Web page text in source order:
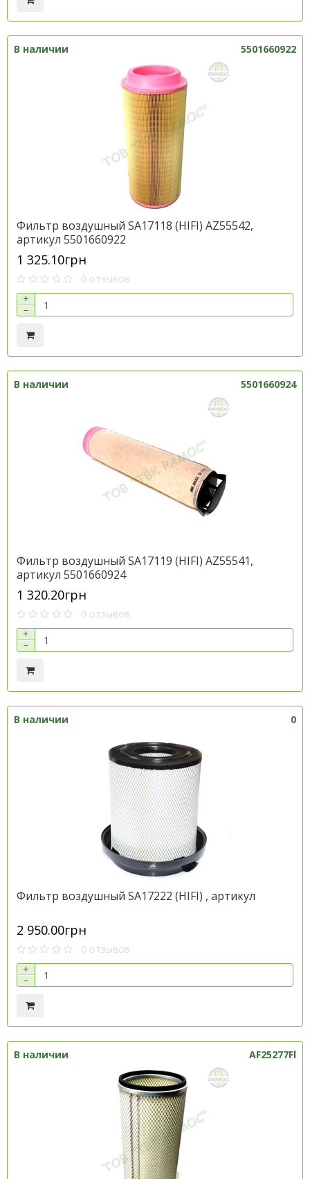
В наличии 5501660922
Фильтр воздушный SA17118 (HІFІ) AZ55542,
артикул 5501660922
1 325.10грн
0 отзывов
+
−
В наличии 5501660924
Фильтр воздушный SA17119 (HІFІ) AZ55541,
артикул 5501660924
1 320.20грн
0 отзывов
+
−
В наличии 0
Фильтр воздушный SA17222 (HIFI) , артикул
2 950.00грн
0 отзывов
+
−
В наличии AF25277Fl